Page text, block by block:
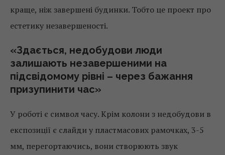
краще, ніж завершені будинки. Тобто це проект про
естетику незавершеності.
«Здається, недобудови люди
залишають незавершеними на
підсвідомому рівні – через бажання
призупинити час»
У роботі є символ часу. Крім колони з недобудови в
експозиції є слайди у пластмасових рамочках, 3-5
мм, перегортаючись, вони створюють звук